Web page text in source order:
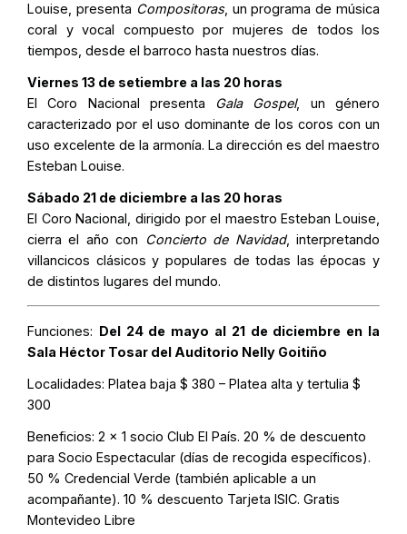
Louise, presenta Compositoras, un programa de música
coral y vocal compuesto por mujeres de todos los
tiempos, desde el barroco hasta nuestros días.
Viernes 13 de setiembre a las 20 horas
El Coro Nacional presenta
Gala Gospel, un género
caracterizado por el uso dominante de los coros con un
uso excelente de la armonía. La dirección es del maestro
Esteban Louise.
Sábado 21 de diciembre a las 20 horas
El Coro Nacional, dirigido por el maestro Esteban Louise,
cierra el año con
Concierto de Navidad, interpretando
villancicos clásicos y populares de todas las épocas y
de distintos lugares del mundo.
Funciones: Del 24 de mayo al 21 de diciembre en la
Sala Héctor Tosar del Auditorio Nelly Goitiño
Localidades: Platea baja $ 380 – Platea alta y tertulia $
300
Beneficios: 2 x 1 socio Club El País. 20 % de descuento
para Socio Espectacular (días de recogida específicos).
50 % Credencial Verde (también aplicable a un
acompañante). 10 % descuento Tarjeta ISIC. Gratis
Montevideo Libre